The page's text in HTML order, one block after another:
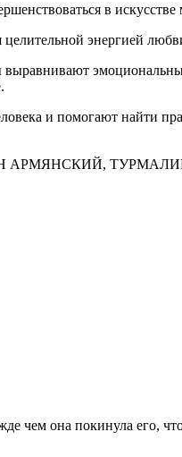
в искусстве
энергией
выравнивают
и помогают найти
АРМЯНСКИЙ,
чем она покинула его,